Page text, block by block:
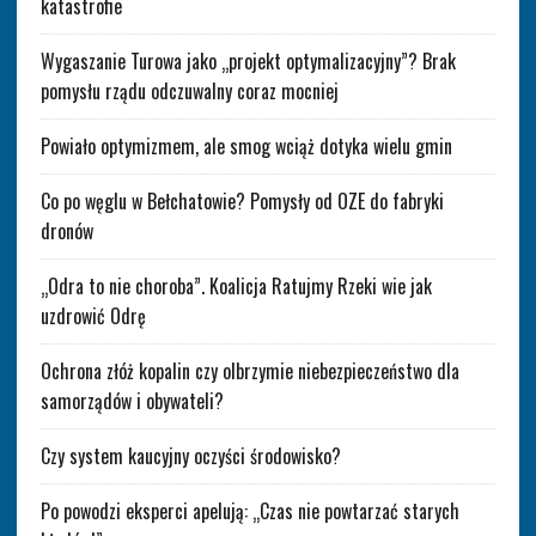
Wygaszanie Turowa jako „projekt optymalizacyjny”? Brak
pomysłu rządu odczuwalny coraz mocniej
Powiało optymizmem, ale smog wciąż dotyka wielu gmin
Co po węglu w Bełchatowie? Pomysły od OZE do fabryki
dronów
„Odra to nie choroba”. Koalicja Ratujmy Rzeki wie jak
uzdrowić Odrę
Ochrona złóż kopalin czy olbrzymie niebezpieczeństwo dla
samorządów i obywateli?
Czy system kaucyjny oczyści środowisko?
Po powodzi eksperci apelują: „Czas nie powtarzać starych